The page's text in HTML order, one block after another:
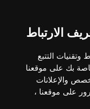
الارتباط
التتبع
بك على موقعنا
والإعلانات
على موقعنا ،